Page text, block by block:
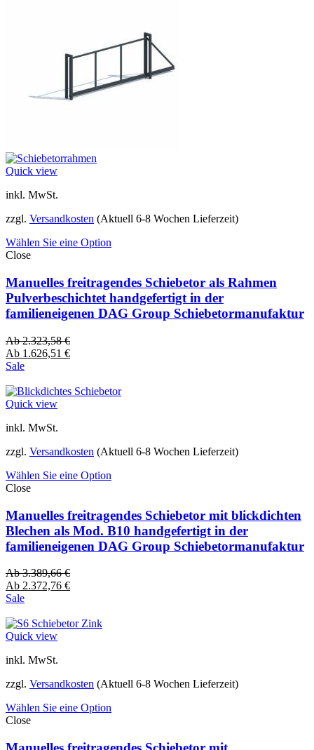
Quick view
inkl. MwSt.
zzgl. Versandkosten (Aktuell 6-8 Wochen Lieferzeit)
Wählen Sie eine Option
Close
Manuelles freitragendes Schiebetor als Rahmen
Pulverbeschichtet handgefertigt in der
familieneigenen DAG Group Schiebetormanufaktur
Ab2.323,58€
Ab 1.626,51 €
Sale
Quick view
inkl. MwSt.
zzgl. Versandkosten (Aktuell 6-8 Wochen Lieferzeit)
Wählen Sie eine Option
Close
Manuelles freitragendes Schiebetor mit blickdichten
Blechen als Mod. B10 handgefertigt in der
familieneigenen DAG Group Schiebetormanufaktur
Ab3.389,66€
Ab 2.372,76 €
Sale
Quick view
inkl. MwSt.
zzgl. Versandkosten (Aktuell 6-8 Wochen Lieferzeit)
Wählen Sie eine Option
Close